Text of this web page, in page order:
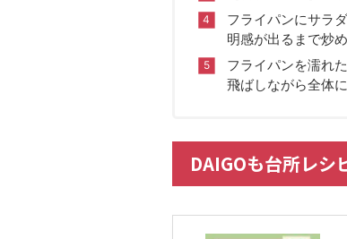
フライパンにサラ
明感が出るまで炒め
フライパンを濡れ
飛ばしながら全体
DAIGOも台所レシ